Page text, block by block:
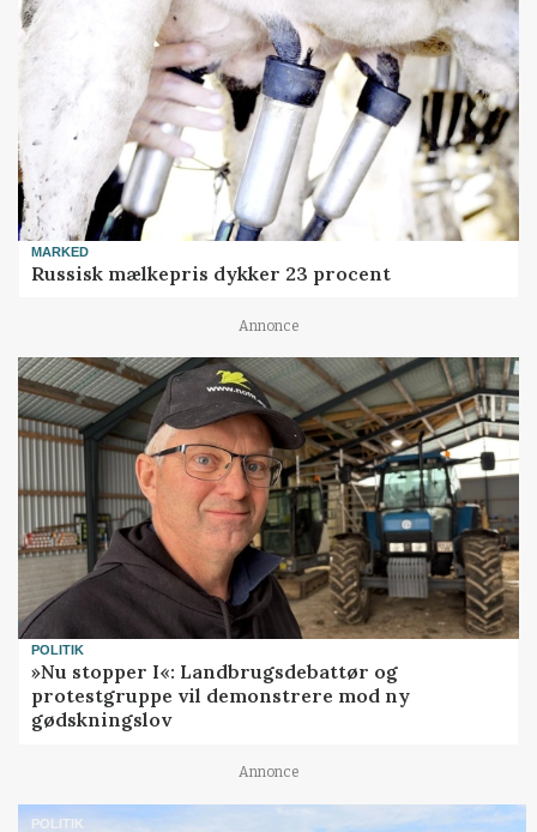
MARKED
Russisk mælkepris dykker 23 procent
Annonce
POLITIK
»Nu stopper I«: Landbrugsdebattør og
protestgruppe vil demonstrere mod ny
gødskningslov
Annonce
POLITIK